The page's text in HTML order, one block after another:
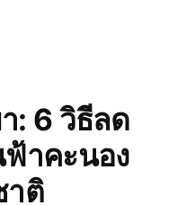
: 6 วิธีลด
ฟ้าคะนอง
าติ